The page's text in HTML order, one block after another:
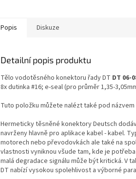
Popis Diskuze
Detailní popis produktu
Tělo vodotěsného konektoru řady DT DT 06-
8x dutinka #16; e-seal (pro průměr 1,35-
Tuto položku můžete nalézt také pod názvem
Hermeticky těsněné konektory Deutsch
navrženy hlavně pro aplikace kabel - kabel.
motorech nebo převodovkách ale také na
vlastnosti vyniknou všude tam, kde je
malá degradace signálu může být kritická. V
DT nabízí vysokou spolehlivost a výborné